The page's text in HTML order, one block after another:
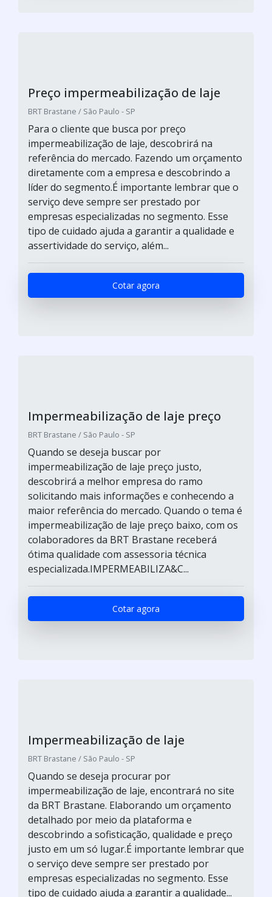
Preço impermeabilização de laje
BRT Brastane / São Paulo - SP
Para o cliente que busca por preço
impermeabilização de laje, descobrirá na
referência do mercado. Fazendo um orçamento
diretamente com a empresa e descobrindo a
líder do segmento.É importante lembrar que o
serviço deve sempre ser prestado por
empresas especializadas no segmento. Esse
tipo de cuidado ajuda a garantir a qualidade e
assertividade do serviço, além...
Cotar agora
Impermeabilização de laje preço
BRT Brastane / São Paulo - SP
Quando se deseja buscar por
impermeabilização de laje preço justo,
descobrirá a melhor empresa do ramo
solicitando mais informações e conhecendo a
maior referência do mercado. Quando o tema é
impermeabilização de laje preço baixo, com os
colaboradores da BRT Brastane receberá
ótima qualidade com assessoria técnica
especializada.IMPERMEABILIZA&C...
Cotar agora
Impermeabilização de laje
BRT Brastane / São Paulo - SP
Quando se deseja procurar por
impermeabilização de laje, encontrará no site
da BRT Brastane. Elaborando um orçamento
detalhado por meio da plataforma e
descobrindo a sofisticação, qualidade e preço
justo em um só lugar.É importante lembrar que
o serviço deve sempre ser prestado por
empresas especializadas no segmento. Esse
tipo de cuidado ajuda a garantir a qualidade...